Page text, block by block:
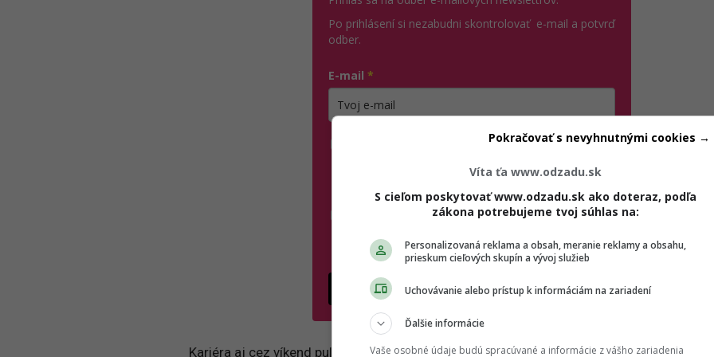
Po prihlásení si nezabudni skontrolovať e-mail a potvrď
odber.
E-mail *
Zadajte platnú e-mailovú adresu
Áno, chcem dostávať marketingové novinky,
Súhlasím so spracovaním mojich osobných údajov v súlade
Podmienok používania(otvorí sa v novom okne)
.*
Prihlásiť sa na odber Odošle
Kariéra aj cez víkend pulzuje v tvojej hlave. Dostaneš nápad na reorganizáciu tvojho
Víta ťa www.odzadu.sk
S cieľom poskytovať www.odzadu.sk ako doteraz, podľa
zákona potrebujeme tvoj súhlas na:
Personalizovaná reklama a obsah, meranie reklamy a obsahu,
prieskum cieľových skupín a vývoj služieb
Uchovávanie alebo prístup k informáciám na zariadení
Ďalšie informácie
Vaše osobné údaje budú spracúvané a informácie z vášho zariadenia
Pokračovať s nevyhnutnými cookies →